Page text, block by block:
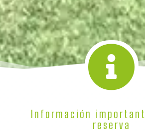

Información
reserva